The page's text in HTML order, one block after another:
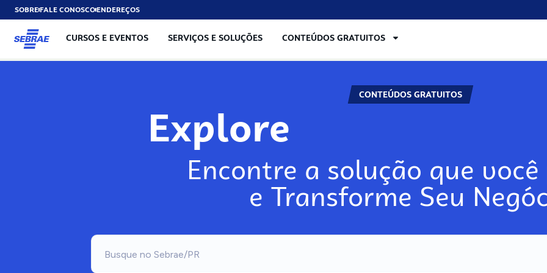
SOBREFALE CONOSCOENDEREÇOS
CURSOS E EVENTOS SERVIÇOS E SOLUÇÕES CONTEÚDOS GRATUITOS
CONTEÚDOS GRATUITOS
Explore
Encontre a solução que você
e Transforme Seu